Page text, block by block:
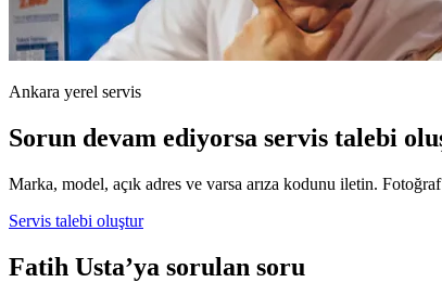
Ankara yerel servis
Sorun devam ediyorsa servis talebi
Marka, model, açık adres ve varsa arıza kodunu iletin.
Servis talebi oluştur
Fatih Usta’ya sorulan soru